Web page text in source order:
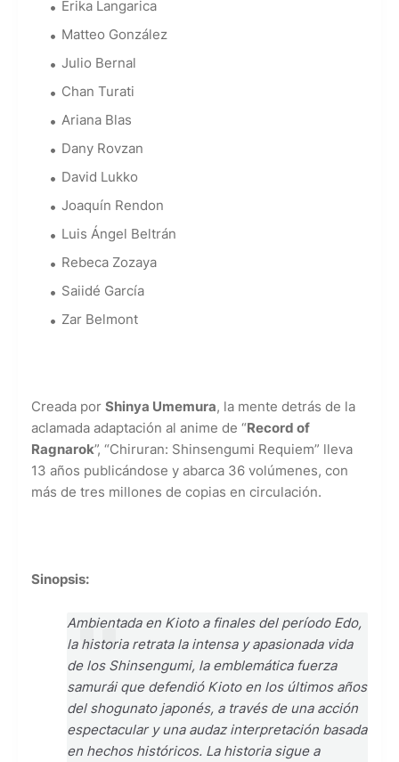
Erika Langarica
Matteo González
Julio Bernal
Chan Turati
Ariana Blas
Dany Rovzan
David Lukko
Joaquín Rendon
Luis Ángel Beltrán
Rebeca Zozaya
Saiidé García
Zar Belmont
Creada por Shinya Umemura, la mente detrás de la
aclamada adaptación al anime de “Record of
Ragnarok”, “Chiruran: Shinsengumi Requiem” lleva
13 años publicándose y abarca 36 volúmenes, con
más de tres millones de copias en circulación.
Sinopsis:
Ambientada en Kioto a finales del período Edo,
la historia retrata la intensa y apasionada vida
de los Shinsengumi, la emblemática fuerza
samurái que defendió Kioto en los últimos años
del shogunato japonés, a través de una acción
espectacular y una audaz interpretación basada
en hechos históricos. La historia sigue a